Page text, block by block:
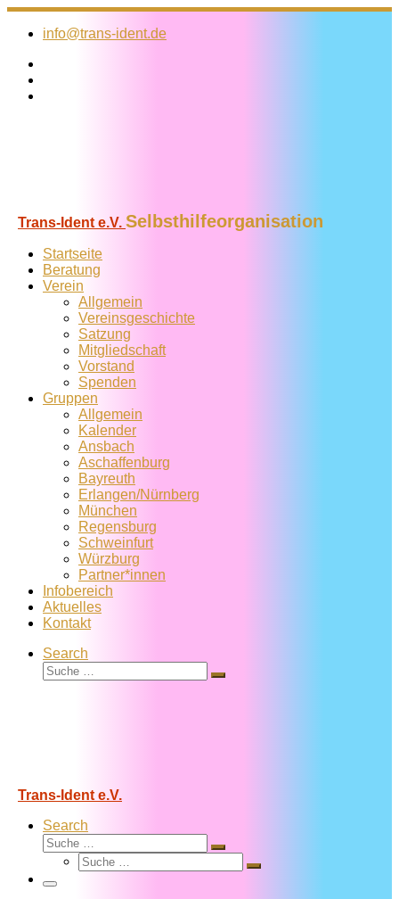
Zum
Inhalt
info@trans-ident.de
Trans-Ident e.V. Selbsthilfeorganisation
Startseite
Beratung
Verein
Allgemein
Vereins­geschichte
Satzung
Mitglied­schaft
Vorstand
Spenden
Gruppen
Allgemein
Kalender
Ansbach
Aschaffenburg
Bayreuth
Erlangen/Nürnberg
München
Regensburg
Schweinfurt
Würzburg
Partner*innen
Infobereich
Aktuelles
Kontakt
Search
Suche
Suche
Trans-Ident e.V.
Search
Suche
Suche
Suche
Suche
Menü